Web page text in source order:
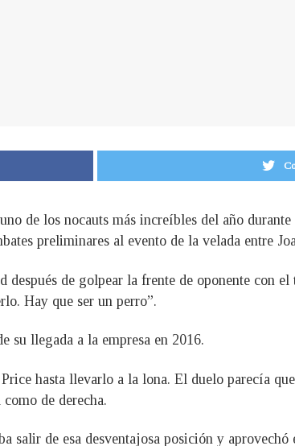
de los nocauts más increíbles del año
preliminares al evento de la velada entre
de golpear la frente de oponente con
Hay que ser un perro”.
su llegada a la empresa en 2016.
hasta llevarlo a la lona. El duelo parecía
de derecha.
salir de esa desventajosa posición y